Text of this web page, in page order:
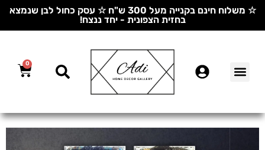
☆ משלוח חינם בקנייה מעל 300 ש"ח ☆ עסק כחול לבן שנמצא
בחזית הצפונית - יחד ננצח!
0